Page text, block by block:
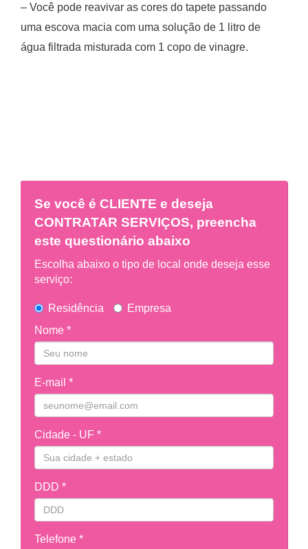
– Você pode reavivar as cores do tapete passando
uma escova macia com uma solução de 1 litro de
água filtrada misturada com 1 copo de vinagre.
Se você é CLIENTE e deseja
CONTRATAR SERVIÇOS, preencha
este questionário abaixo
Escolha abaixo o tipo de local onde deseja esse
serviço:
Residência
Empresa
Nome *
E-mail *
Cidade - UF *
DDD *
Telefone *